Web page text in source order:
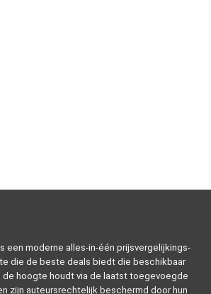
een moderne alles-in-één prijsvergelijkings-
die de beste deals biedt die beschikbaar
de hoogte houdt via de laatst toegevoegde
zijn auteursrechtelijk beschermd door hun